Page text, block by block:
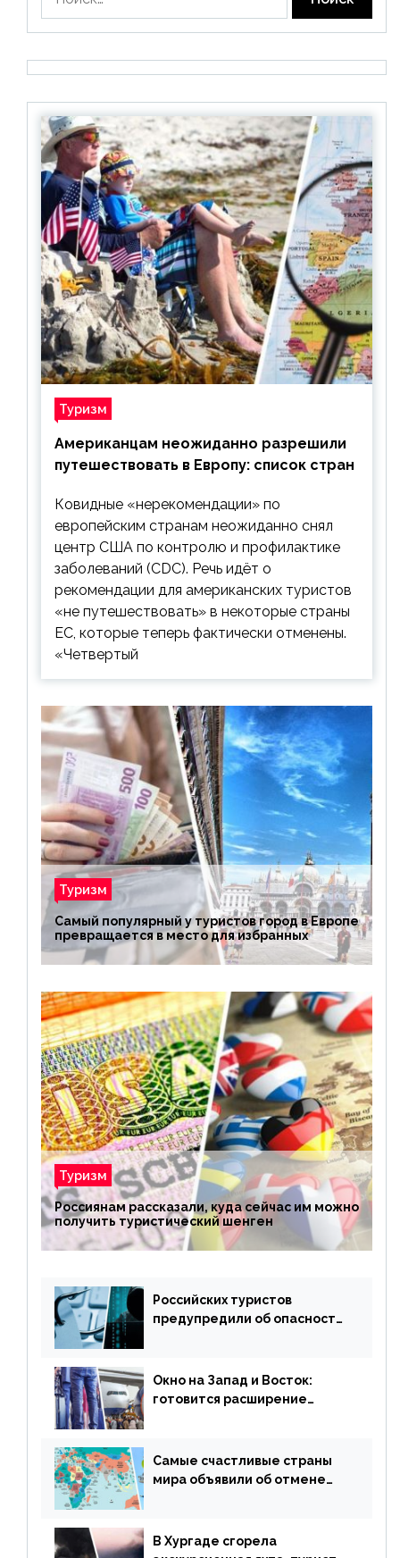
Туризм
Американцам неожиданно разрешили
путешествовать в Европу: список стран
Ковидные «нерекомендации» по
европейским странам неожиданно снял
центр США по контролю и профилактике
заболеваний (CDC). Речь идёт о
рекомендации для американских туристов
«не путешествовать» в некоторые страны
ЕС, которые теперь фактически отменены.
«Четвертый
Туризм
Самый популярный у туристов город в Европе
превращается в место для избранных
Туризм
Россиянам рассказали, куда сейчас им можно
получить туристический шенген
Российских туристов
предупредили об опасности
Окно на Запад и Восток:
готовится расширение
Самые счастливые страны
мира объявили об отмене
В Хургаде сгорела